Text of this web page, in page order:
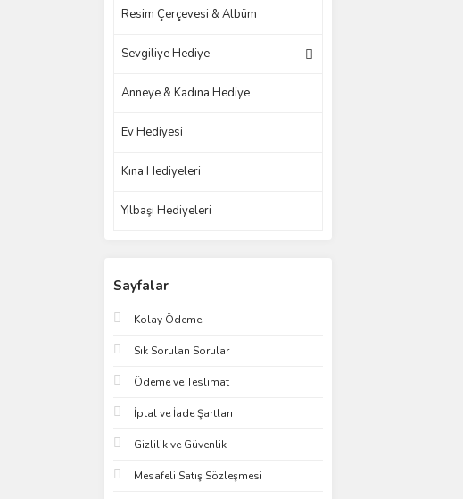
Resim Çerçevesi & Albüm
Sevgiliye Hediye
Anneye & Kadına Hediye
Ev Hediyesi
Kına Hediyeleri
Yılbaşı Hediyeleri
Sayfalar
Kolay Ödeme
Sık Sorulan Sorular
Ödeme ve Teslimat
İptal ve İade Şartları
Gizlilik ve Güvenlik
Mesafeli Satış Sözleşmesi